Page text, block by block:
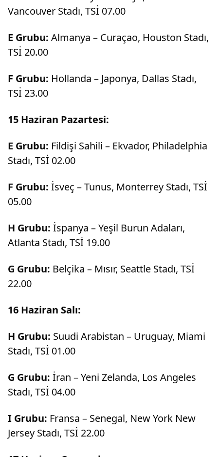
Vancouver Stadı, TSİ 07.00
E Grubu: Almanya – Curaçao, Houston Stadı,
TSİ 20.00
F Grubu: Hollanda – Japonya, Dallas Stadı,
TSİ 23.00
15 Haziran Pazartesi:
E Grubu: Fildişi Sahili – Ekvador, Philadelphia
Stadı, TSİ 02.00
F Grubu: İsveç – Tunus, Monterrey Stadı, TSİ
05.00
H Grubu: İspanya – Yeşil Burun Adaları,
Atlanta Stadı, TSİ 19.00
G Grubu: Belçika – Mısır, Seattle Stadı, TSİ
22.00
16 Haziran Salı:
H Grubu: Suudi Arabistan – Uruguay, Miami
Stadı, TSİ 01.00
G Grubu: İran – Yeni Zelanda, Los Angeles
Stadı, TSİ 04.00
I Grubu: Fransa – Senegal, New York New
Jersey Stadı, TSİ 22.00